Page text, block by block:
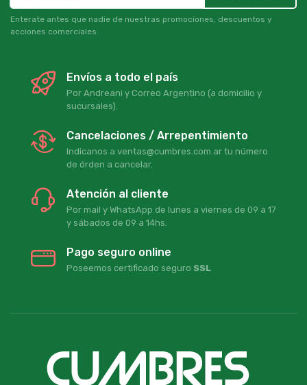
Enterate antes que nadie de nuestras promociones, descuentos y
acciones comerciales.
Envíos a todo el país
Por Andreani y Correo Argentino (a domicilio y
sucursales).
Cancelaciones / Arrepentimiento
Indicanos a ventas@cumbres.com.ar tu número
de órden a cancelar.
Atención al cliente
Por mail y WhatsApp de lunes a viernes de 09 a 17
y sábados de 09 a 14hs.
Pago seguro online
Poseemos certificado seguro SSL